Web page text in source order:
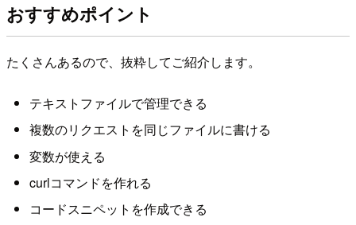
おすすめポイント
たくさんあるので、抜粋してご紹介します。
テキストファイルで管理できる
複数のリクエストを同じファイルに書ける
変数が使える
curlコマンドを作れる
コードスニペットを作成できる